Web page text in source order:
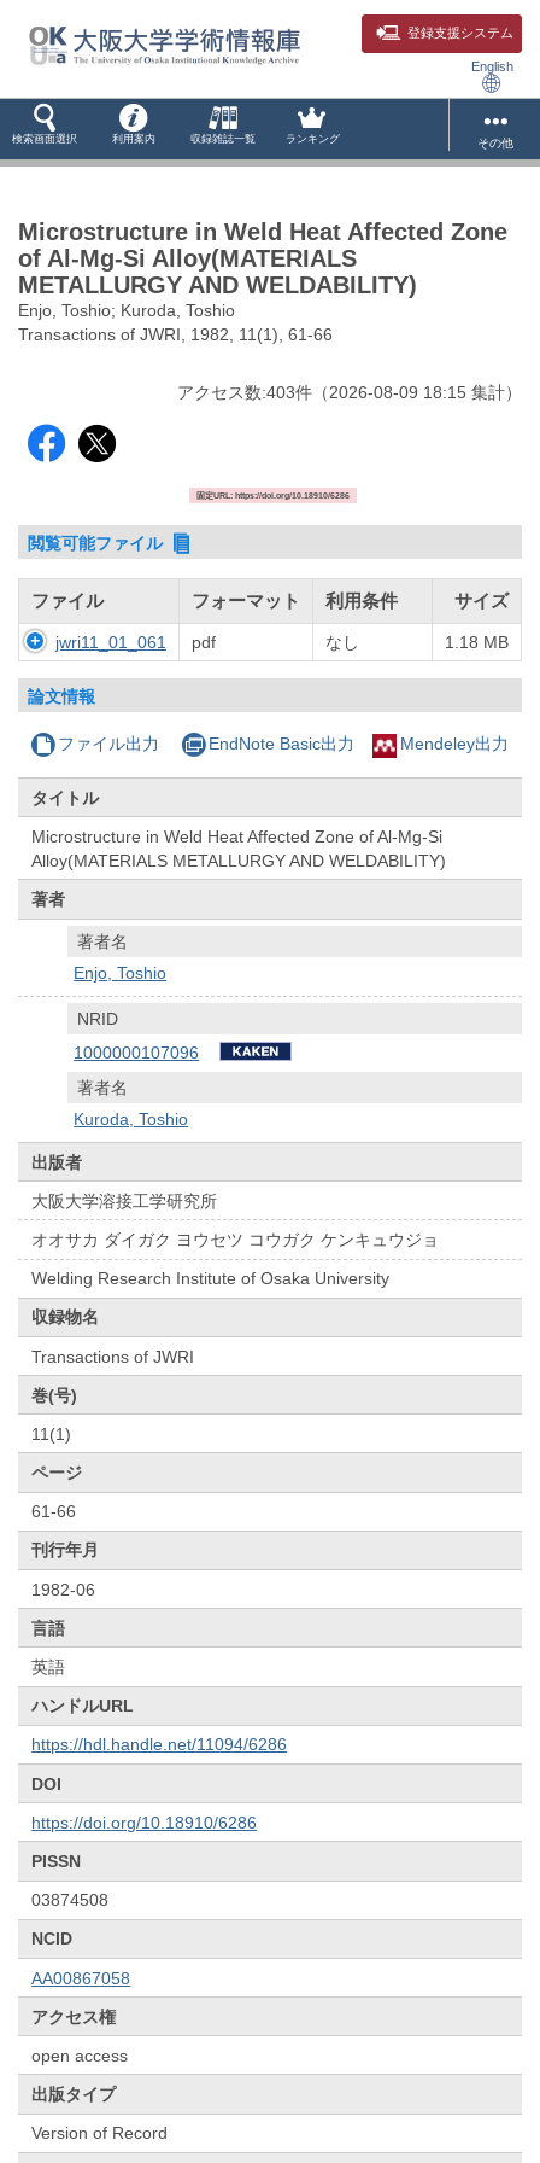
登録支援システム
English
検索画面選択 利用案内 収録雑誌一覧 ランキング その他
Microstructure in Weld Heat Affected Zone
of Al-Mg-Si Alloy(MATERIALS
METALLURGY AND WELDABILITY)
Enjo, Toshio; Kuroda, Toshio
Transactions of JWRI, 1982, 11(1), 61-66
アクセス数:403件 （2026-08-09 18:15 集計）
固定URL: https://doi.org/10.18910/6286
閲覧可能ファイル
ファイル フォーマット 利用条件 サイズ
jwri11_01_061 pdf なし 1.18 MB
論文情報
ファイル出力 EndNote Basic出力 Mendeley出力
タイトル
Microstructure in Weld Heat Affected Zone of Al-Mg-Si
Alloy(MATERIALS METALLURGY AND WELDABILITY)
著者
著者名
Enjo, Toshio
NRID
1000000107096
著者名
Kuroda, Toshio
出版者
大阪大学溶接工学研究所
オオサカ ダイガク ヨウセツ コウガク ケンキュウジョ
Welding Research Institute of Osaka University
収録物名
Transactions of JWRI
巻(号)
11(1)
ページ
61-66
刊行年月
1982-06
言語
英語
ハンドルURL
https://hdl.handle.net/11094/6286
DOI
https://doi.org/10.18910/6286
PISSN
03874508
NCID
AA00867058
アクセス権
open access
出版タイプ
Version of Record